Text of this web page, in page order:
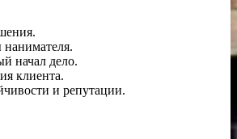
начал дело.
клиента.
и репутации.